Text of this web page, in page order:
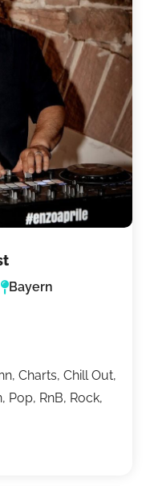
Bayern
Charts, Chill Out,
Pop, RnB, Rock,